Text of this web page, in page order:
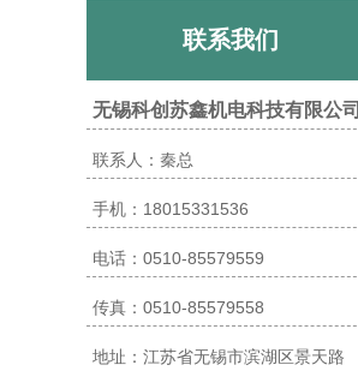
联系我们
无锡科创苏鑫机电科技有限公司
联系人：秦总
手机：18015331536
电话：0510-85579559
传真：0510-85579558
地址：江苏省无锡市滨湖区景天路